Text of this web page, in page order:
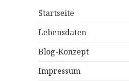
Startseite
Lebensdaten
Blog-Konzept
Impressum